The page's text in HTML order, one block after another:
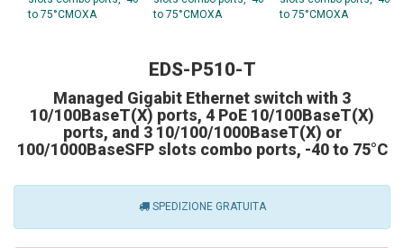
EDS-P510-T
Managed Gigabit Ethernet switch with 3
10/100BaseT(X) ports, 4 PoE 10/100BaseT(X)
ports, and 3 10/100/1000BaseT(X) or
100/1000BaseSFP slots combo ports, -40 to 75°C
SPEDIZIONE GRATUITA